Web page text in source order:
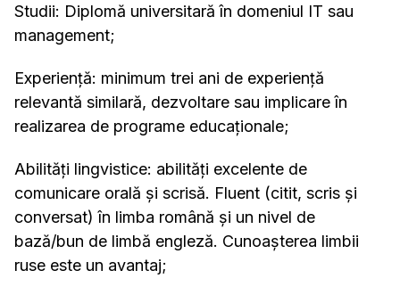
Studii: Diplomă universitară în domeniul IT sau
management;
Experiență: minimum trei ani de experiență
relevantă similară, dezvoltare sau implicare în
realizarea de programe educaționale;
Abilități lingvistice: abilități excelente de
comunicare orală și scrisă. Fluent (citit, scris și
conversat) în limba română și un nivel de
bază/bun de limbă engleză. Cunoașterea limbii
ruse este un avantaj;